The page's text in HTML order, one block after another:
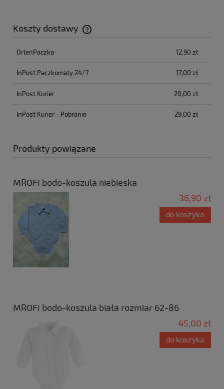
Koszty dostawy
Cena nie zawiera ewentualnych kosztów płatności
OrlenPaczka 12,90 zł
InPost Paczkomaty 24/7 17,00 zł
InPost Kurier 20,00 zł
InPost Kurier - Pobranie 29,00 zł
Produkty powiązane
MROFI bodo-koszula niebieska
36,90 zł
do koszyka
MROFI bodo-koszula biała rozmiar 62-86
45,00 zł
do koszyka